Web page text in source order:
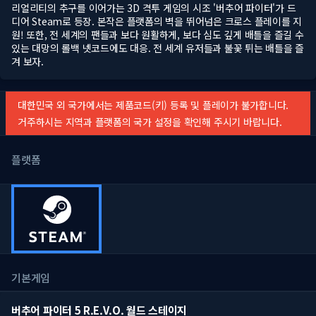
리얼리티의 추구를 이어가는 3D 격투 게임의 시조 '버추어 파이터'가 드
디어 Steam로 등장. 본작은 플랫폼의 벽을 뛰어넘은 크로스 플레이를 지
원! 또한, 전 세계의 팬들과 보다 원활하게, 보다 심도 깊게 배틀을 즐길 수
있는 대망의 롤백 넷코드에도 대응. 전 세계 유저들과 불꽃 튀는 배틀을 즐
겨 보자.
대한민국 외 국가에서는 제품코드(키) 등록 및 플레이가 불가합니다.
거주하시는 지역과 플랫폼의 국가 설정을 확인해 주시기 바랍니다.
플랫폼
기본게임
버추어 파이터 5 R.E.V.O. 월드 스테이지